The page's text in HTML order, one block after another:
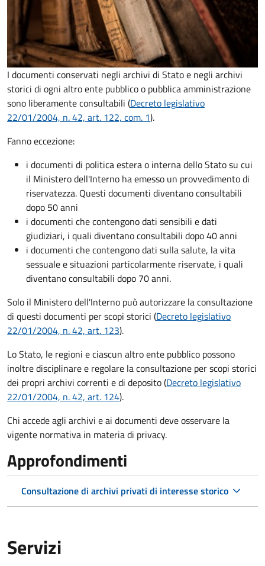
I documenti conservati negli archivi di Stato e negli archivi
storici di ogni altro ente pubblico o pubblica amministrazione
sono liberamente consultabili (Decreto legislativo
22/01/2004, n. 42, art. 122, com. 1).
Fanno eccezione:
i documenti di politica estera o interna dello Stato su cui
il Ministero dell'Interno ha emesso un provvedimento di
riservatezza. Questi documenti diventano consultabili
dopo 50 anni
i documenti che contengono dati sensibili e dati
giudiziari, i quali diventano consultabili dopo 40 anni
i documenti che contengono dati sulla salute, la vita
sessuale e situazioni particolarmente riservate, i quali
diventano consultabili dopo 70 anni.
Solo il Ministero dell'Interno può autorizzare la consultazione
di questi documenti per scopi storici (Decreto legislativo
22/01/2004, n. 42, art. 123).
Lo Stato, le regioni e ciascun altro ente pubblico possono
inoltre disciplinare e regolare la consultazione per scopi storici
dei propri archivi correnti e di deposito (Decreto legislativo
22/01/2004, n. 42, art. 124).
Chi accede agli archivi e ai documenti deve osservare la
vigente normativa in materia di privacy.
Approfondimenti
Consultazione di archivi privati di interesse storico
Servizi